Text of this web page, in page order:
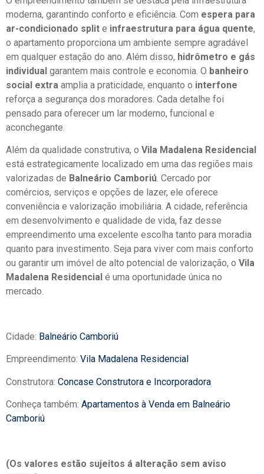
moderna, garantindo conforto e eficiência. Com espera para
ar-condicionado split e infraestrutura para água quente,
o apartamento proporciona um ambiente sempre agradável
em qualquer estação do ano. Além disso, hidrômetro e gás
individual garantem mais controle e economia. O banheiro
social extra amplia a praticidade, enquanto o interfone
reforça a segurança dos moradores. Cada detalhe foi
pensado para oferecer um lar moderno, funcional e
aconchegante.
Além da qualidade construtiva, o Vila Madalena Residencial
está estrategicamente localizado em uma das regiões mais
valorizadas de Balneário Camboriú. Cercado por
comércios, serviços e opções de lazer, ele oferece
conveniência e valorização imobiliária. A cidade, referência
em desenvolvimento e qualidade de vida, faz desse
empreendimento uma excelente escolha tanto para moradia
quanto para investimento. Seja para viver com mais conforto
ou garantir um imóvel de alto potencial de valorização, o Vila
Madalena Residencial é uma oportunidade única no
mercado.
Cidade: Balneário Camboriú
Empreendimento: Vila Madalena Residencial
Construtora: Concase Construtora e Incorporadora
Conheça também: Apartamentos à Venda em Balneário
Camboriú
(Os valores estão sujeitos á alteração sem aviso